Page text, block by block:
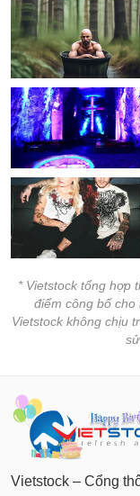
* Vietstock tổng hợp
điểm công bố
Vietstock không chịu
Vietstock – Cổng